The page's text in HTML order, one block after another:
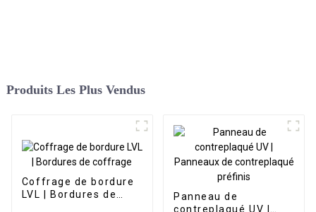
Produits Les Plus Vendus
Coffrage de bordure
LVL | Bordures de
Panneau de
contreplaqué UV |